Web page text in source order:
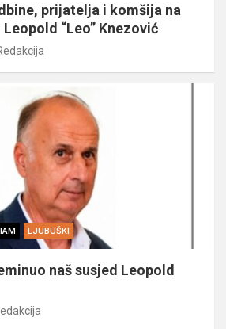
prijatelja i komšija na
“Leo” Knezović
LJUBUŠKI
naš susjed Leopold